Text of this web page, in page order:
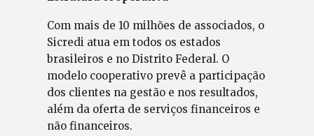
Com mais de 10 milhões de associados, o
Sicredi atua em todos os estados
brasileiros e no Distrito Federal. O
modelo cooperativo prevê a participação
dos clientes na gestão e nos resultados,
além da oferta de serviços financeiros e
não financeiros.